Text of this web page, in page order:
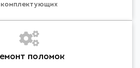
комплектующих
поломок